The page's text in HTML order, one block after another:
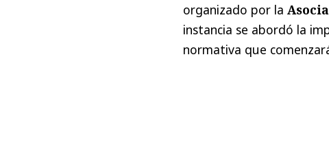
organizado por la
instancia se abordó la
normativa que